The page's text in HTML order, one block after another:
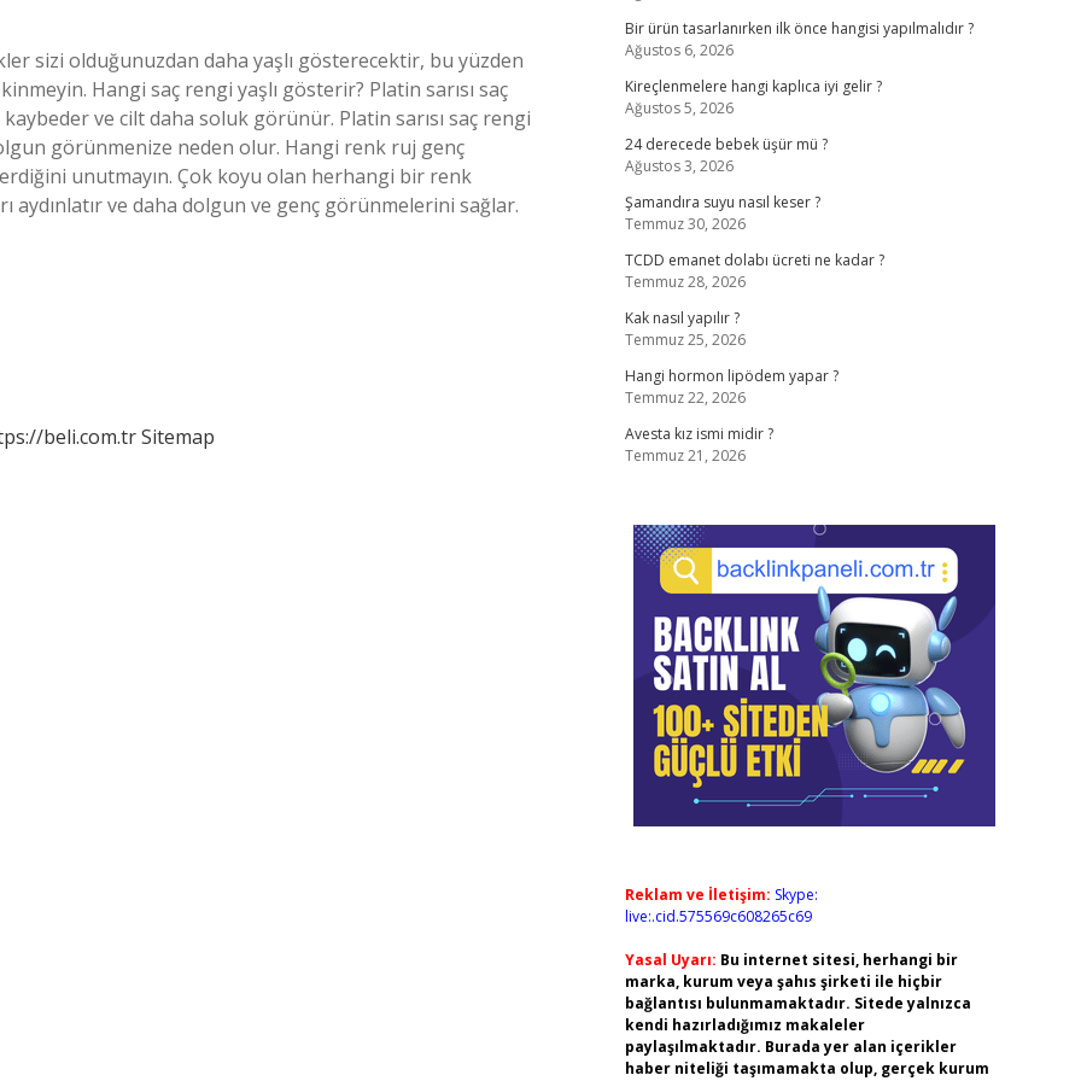
sizi olduğunuzdan daha yaşlı gösterecektir, bu yüzden
Hangi saç rengi yaşlı gösterir? Platin sarısı saç
ve cilt daha soluk görünür. Platin sarısı saç rengi
görünmenize neden olur. Hangi renk ruj genç
unutmayın. Çok koyu olan herhangi bir renk
ve daha dolgun ve genç görünmelerini sağlar.
beli.com.trSitemap
Bir ürün tasarlanırken ilk önce hangisi yapılmalıdır ?
Ağustos 6, 2026
Kireçlenmelere hangi kaplıca iyi gelir ?
Ağustos 5, 2026
24 derecede bebek üşür mü ?
Ağustos 3, 2026
Şamandıra suyu nasıl keser ?
Temmuz 30, 2026
TCDD emanet dolabı ücreti ne kadar ?
Temmuz 28, 2026
Kak nasıl yapılır ?
Temmuz 25, 2026
Hangi hormon lipödem yapar ?
Temmuz 22, 2026
Avesta kız ismi midir ?
Temmuz 21, 2026
Reklam ve İletişim: Skype:
live:.cid.575569c608265c69
Yasal Uyarı: Bu internet sitesi, herhangi bir
marka, kurum veya şahıs şirketi ile hiçbir
bağlantısı bulunmamaktadır. Sitede yalnızca
kendi hazırladığımız makaleler
paylaşılmaktadır. Burada yer alan içerikler
haber niteliği taşımamakta olup, gerçek kurum